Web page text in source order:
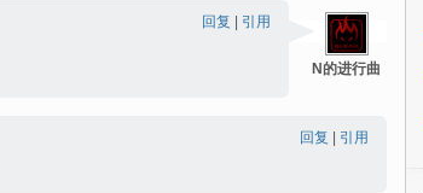
N的进行曲
回复
引用
回复
引用